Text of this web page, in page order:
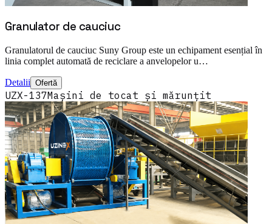
Granulator de cauciuc
Granulatorul de cauciuc Suny Group este un echipament esențial în
linia complet automată de reciclare a anvelopelor u…
Detalii Ofertă
UZX-137Mașini de tocat și mărunțit